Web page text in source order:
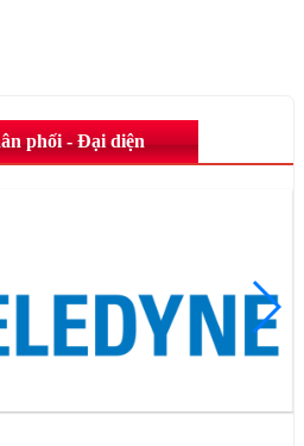
phối - Đại diện